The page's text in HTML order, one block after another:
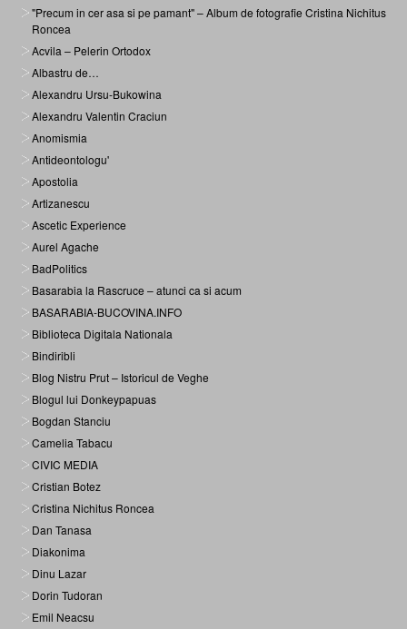
"Precum in cer asa si pe pamant" – Album de fotografie Cristina Nichitus
Roncea
Acvila – Pelerin Ortodox
Albastru de…
Alexandru Ursu-Bukowina
Alexandru Valentin Craciun
Anomismia
Antideontologu'
Apostolia
Artizanescu
Ascetic Experience
Aurel Agache
BadPolitics
Basarabia la Rascruce – atunci ca si acum
BASARABIA-BUCOVINA.INFO
Biblioteca Digitala Nationala
Bindiribli
Blog Nistru Prut – Istoricul de Veghe
Blogul lui Donkeypapuas
Bogdan Stanciu
Camelia Tabacu
CIVIC MEDIA
Cristian Botez
Cristina Nichitus Roncea
Dan Tanasa
Diakonima
Dinu Lazar
Dorin Tudoran
Emil Neacsu